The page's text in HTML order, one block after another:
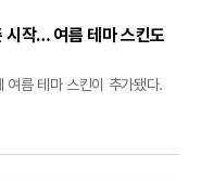
시작… 여름 테마 스킨도
여름 테마 스킨이 추가됐다.